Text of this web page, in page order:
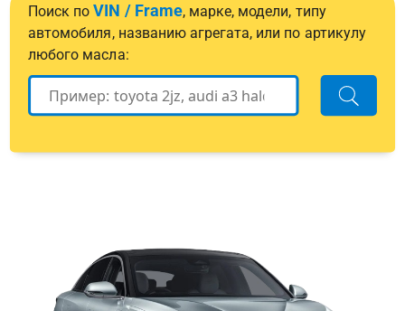
Поиск поVIN / Frame, марке, модели, типу
автомобиля, названию агрегата, или по артикулу
любого масла: